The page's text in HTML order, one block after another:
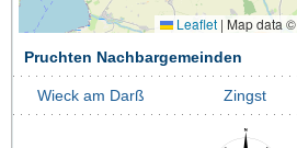
Leaflet | Map data ©
Pruchten Nachbargemeinden
Wieck am Darß Zingst